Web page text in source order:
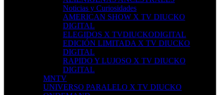
Noticias y Curiosidades
AMERICAN SHOW X TV DIUCKO
DIGITAL
ELEGIDOS X TVDIUCKODIGITAL
EDICIÓN LIMITADA X TV DIUCKO
DIGITAL
RAPIDO Y LUJOSO X TV DIUCKO
DIGITAL
MNTV
UNIVERSO PARALELO X TV DIUCKO